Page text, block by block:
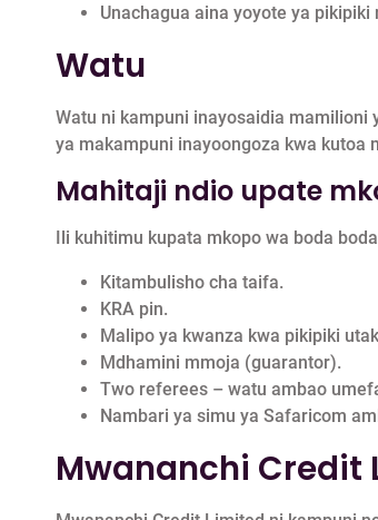
Unachagua aina yoyote ya
Watu
Watu ni kampuni inayosaidia
ya makampuni inayoongoza kwa kutoa
Mahitaji ndio upate
Ili kuhitimu kupata mkopo wa boda
Kitambulisho cha taifa.
KRA pin.
Malipo ya kwanza kwa pikipiki
Mdhamini mmoja (guarantor).
Two referees – watu ambao
Nambari ya simu ya Safaricom
Mwananchi Credit